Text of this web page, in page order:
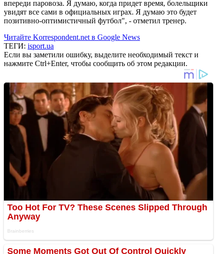
впереди паровоза. Я думаю, когда придет время, болельщики
увидят все сами в официальных играх. Я думаю это будет
позитивно-оптимистичный футбол", - отметил тренер.
Читайте Korrespondent.net в Google News
ТЕГИ: isport.ua
Если вы заметили ошибку, выделите необходимый текст и
нажмите Ctrl+Enter, чтобы сообщить об этом редакции.